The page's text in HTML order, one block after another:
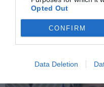
Opted Out
CONFIRM
Data Deletion
Επικό βίντεο με Τεντόγλου:
πλάτη του